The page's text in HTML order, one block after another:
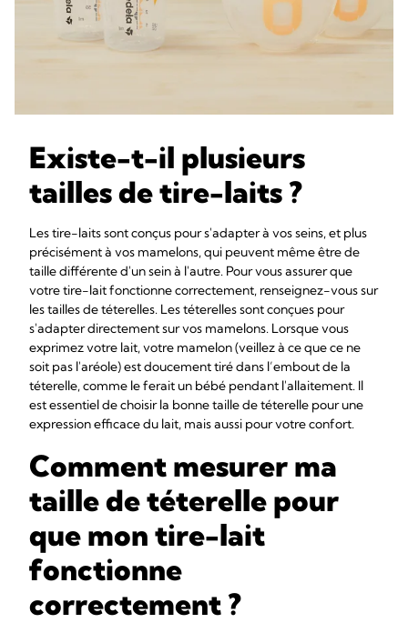
Existe-t-il plusieurs
tailles de tire-laits ?
Les tire-laits sont conçus pour s'adapter à vos seins, et plus
précisément à vos mamelons, qui peuvent même être de
taille différente d'un sein à l'autre. Pour vous assurer que
votre tire-lait fonctionne correctement, renseignez-vous sur
les tailles de téterelles. Les téterelles sont conçues pour
s'adapter directement sur vos mamelons. Lorsque vous
exprimez votre lait, votre mamelon (veillez à ce que ce ne
soit pas l'aréole) est doucement tiré dans l’embout de la
téterelle, comme le ferait un bébé pendant l'allaitement. Il
est essentiel de choisir la bonne taille de téterelle pour une
expression efficace du lait, mais aussi pour votre confort.
Comment mesurer ma
taille de téterelle pour
que mon tire-lait
fonctionne
correctement ?